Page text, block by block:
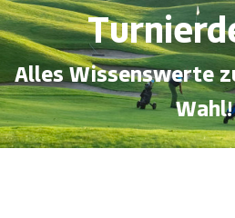
Alles Wissenswerte
Wahl!